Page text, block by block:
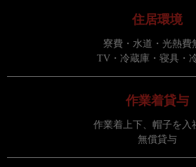
住居環境
寮費・水道・光熱費
TV・冷蔵庫・寝具・
作業着貸与
作業着上下、帽子を入
無償貸与